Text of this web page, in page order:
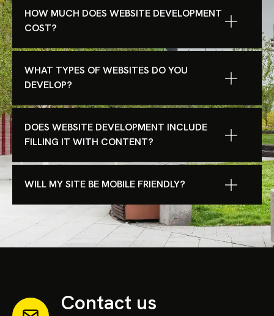
HOW MUCH DOES WEBSITE DEVELOPMENT
COST?
WHAT TYPES OF WEBSITES DO YOU
DEVELOP?
DOES WEBSITE DEVELOPMENT INCLUDE
FILLING IT WITH CONTENT?
WILL MY SITE BE MOBILE FRIENDLY?
Contact us